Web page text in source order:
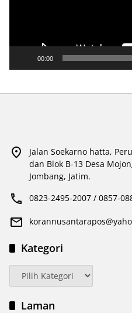
00:00
Jalan Soekarno hatta,
dan Blok B-13 Desa
Jombang, Jatim.
0823-2495-2007 / 0857-
Kategori
Kategori
Laman